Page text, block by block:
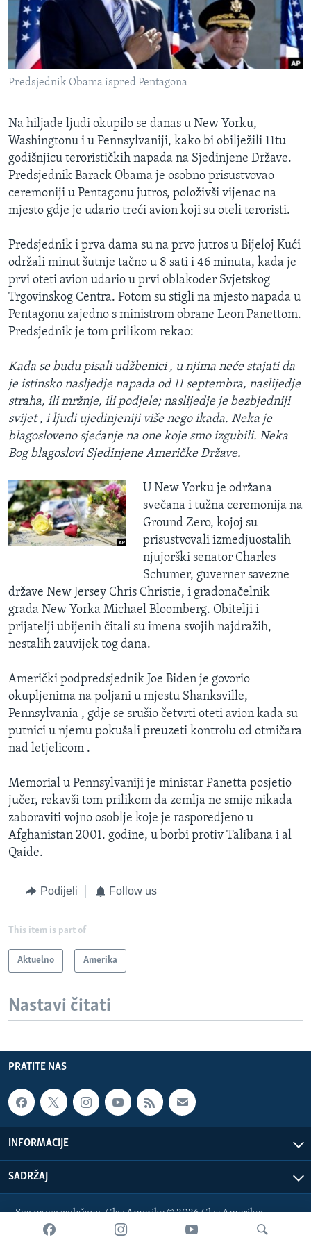
MAGAZIN
O GLASU AMERIKE
Learning English
Jezici
Predsjednik Obama ispred Pentagona
Na hiljade ljudi okupilo se danas u New Yorku,
Washingtonu i u Pennsylvaniji, kako bi obilježili 11tu
godišnjicu terorističkih napada na Sjedinjene Države.
Predsjednik Barack Obama je osobno prisustvovao
ceremoniji u Pentagonu jutros, položivši vijenac na
mjesto gdje je udario treći avion koji su oteli teroristi.
Predsjednik i prva dama su na prvo jutros u Bijeloj Kući
održali minut šutnje tačno u 8 sati i 46 minuta, kada je
prvi oteti avion udario u prvi oblakoder Svjetskog
Trgovinskog Centra. Potom su stigli na mjesto napada u
Pentagonu zajedno s ministrom obrane Leon Panettom.
Predsjednik je tom prilikom rekao:
Kada se budu pisali udžbenici , u njima neće stajati da
je istinsko nasljedje napada od 11 septembra, naslijedje
straha, ili mržnje, ili podjele; naslijedje je bezbjedniji
svijet , i ljudi ujedinjeniji više nego ikada. Neka je
blagosloveno sjećanje na one koje smo izgubili. Neka
Bog blagoslovi Sjedinjene Američke Države.
U New Yorku je održana
svečana i tužna ceremonija na
Ground Zero, kojoj su
prisustvovali izmedjuostalih
njujorški senator Charles
Schumer, guverner savezne
države New Jersey Chris Christie, i gradonačelnik
grada New Yorka Michael Bloomberg. Obitelji i
prijatelji ubijenih čitali su imena svojih najdražih,
nestalih zauvijek tog dana.
Američki podpredsjednik Joe Biden je govorio
okupljenima na poljani u mjestu Shanksville,
Pennsylvania , gdje se srušio četvrti oteti avion kada su
putnici u njemu pokušali preuzeti kontrolu od otmičara
nad letjelicom .
Memorial u Pennsylvaniji je ministar Panetta posjetio
jučer, rekavši tom prilikom da zemlja ne smije nikada
zaboraviti vojno osoblje koje je rasporedjeno u
Afghanistan 2001. godine, u borbi protiv Talibana i al
Qaide.
Podijeli Follow us
This item is part of
Aktuelno Amerika
Nastavi čitati
PRATITE NAS
INFORMACIJE
SADRŽAJ
Sva prava zadržana. Glas Amerike © 2026 Glas Amerike:
bosnian-service@voanews.com